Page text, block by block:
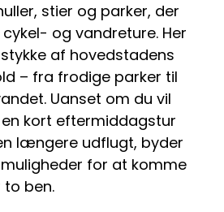
stier og parker, der
og vandreture. Her
af hovedstadens
– fra frodige parker til
Uanset om du vil
kort eftermiddagstur
længere udflugt, byder
for at komme
to ben.